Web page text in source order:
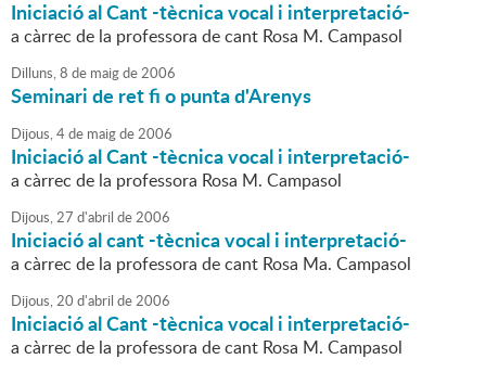
Iniciació al Cant -tècnica vocal i interpretació-
a càrrec de la professora de cant Rosa M. Campasol
Dilluns,8 de maigde2006
Seminari de ret fi o punta d'Arenys
Dijous,4de maigde2006
Iniciació al Cant -tècnica vocal i interpretació-
a càrrec de la professora Rosa M. Campasol
Dijous,27 d'abril de2006
Iniciació al cant -tècnica vocal i interpretació-
a càrrec de la professora de cant Rosa Ma. Campasol
Dijous,20 d'abril de2006
Iniciació al Cant -tècnica vocal i interpretació-
a càrrec de la professora de cant Rosa M. Campasol